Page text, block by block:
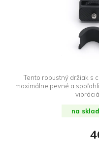
Tento robustný držiak s
maximálne pevné a
na